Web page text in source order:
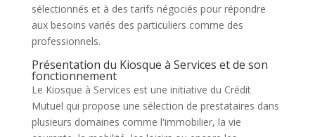
sélectionnés et à des tarifs négociés pour répondre
aux besoins variés des particuliers comme des
professionnels.
Présentation du Kiosque à Services et de son
fonctionnement
Le Kiosque à Services est une initiative du Crédit
Mutuel qui propose une sélection de prestataires dans
plusieurs domaines comme l'immobilier, la vie